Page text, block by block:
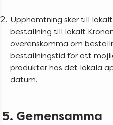
Upphämtning sker till
beställning till lokalt
överenskomma om
beställningstid för att
produkter hos det lokala
datum.
5. Gemensamma